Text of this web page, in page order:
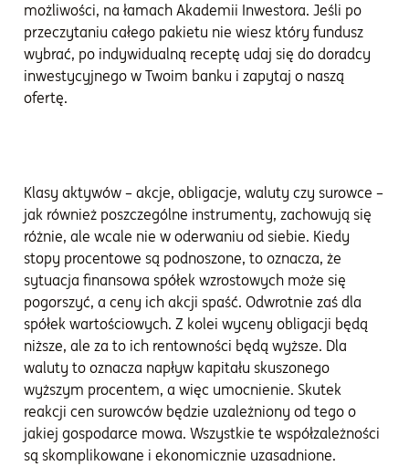
możliwości, na łamach Akademii Inwestora. Jeśli po
przeczytaniu całego pakietu nie wiesz który fundusz
wybrać, po indywidualną receptę udaj się do doradcy
inwestycyjnego w Twoim banku i zapytaj o naszą
ofertę.
Klasy aktywów – akcje, obligacje, waluty czy surowce –
jak również poszczególne instrumenty, zachowują się
różnie, ale wcale nie w oderwaniu od siebie. Kiedy
stopy procentowe są podnoszone, to oznacza, że
sytuacja finansowa spółek wzrostowych może się
pogorszyć, a ceny ich akcji spaść. Odwrotnie zaś dla
spółek wartościowych. Z kolei wyceny obligacji będą
niższe, ale za to ich rentowności będą wyższe. Dla
waluty to oznacza napływ kapitału skuszonego
wyższym procentem, a więc umocnienie. Skutek
reakcji cen surowców będzie uzależniony od tego o
jakiej gospodarce mowa. Wszystkie te współzależności
są skomplikowane i ekonomicznie uzasadnione.